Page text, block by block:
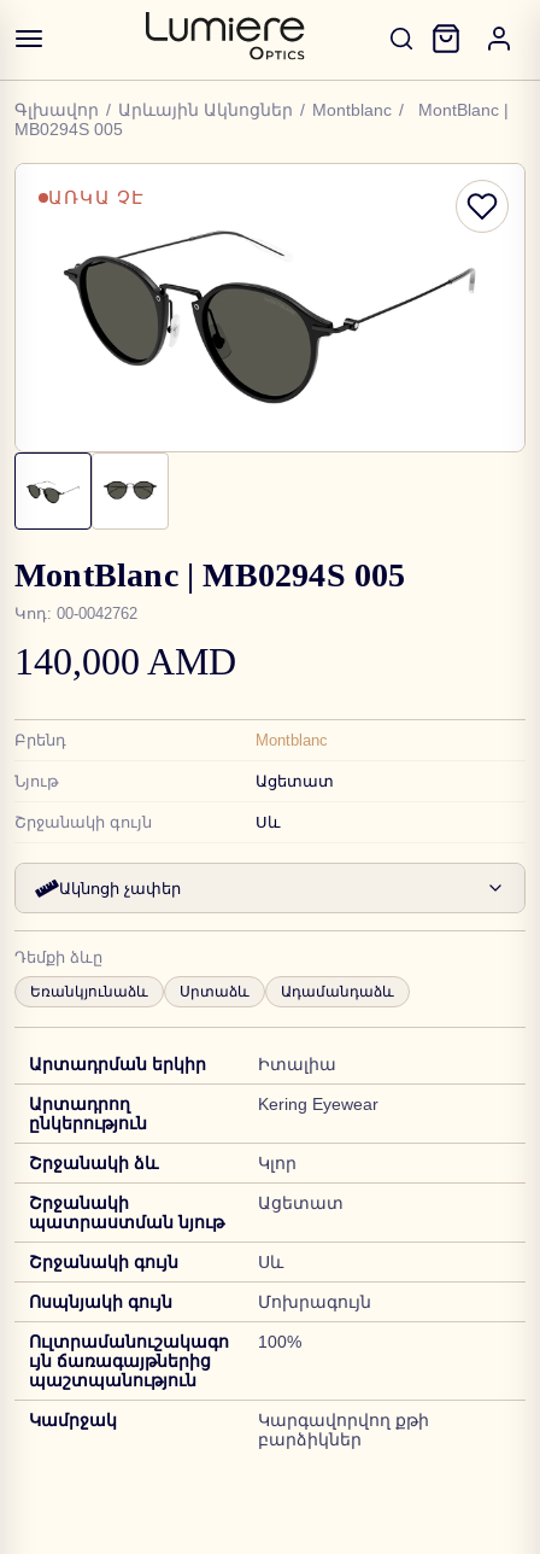
Գլխավոր / Արևային Ակնոցներ / Montblanc /
MontBlanc |
MB0294S 005
ԱՌԿԱ ՉԷ
MontBlanc | MB0294S 005
Կոդ: 00-0042762
140,000 AMD
Բրենդ Montblanc
Նյութ Ացետատ
Շրջանակի գույն Սև
Ակնոցի չափեր
Դեմքի ձևը
Եռանկյունաձև Սրտաձև Ադամանդաձև
Արտադրման երկիր Իտալիա
Արտադրող
ընկերություն
Kering Eyewear
Շրջանակի ձև Կլոր
Շրջանակի
պատրաստման նյութ
Ացետատ
Շրջանակի գույն Սև
Ոսպնյակի գույն Մոխրագույն
Ուլտրամանուշակագո
ւյն ճառագայթներից
պաշտպանություն
100%
Կամրջակ
Կարգավորվող քթի
բարձիկներ